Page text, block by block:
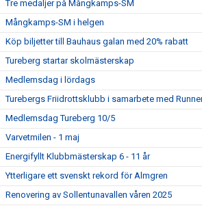
Tre medaljer på Mångkamps-SM
Mångkamps-SM i helgen
Köp biljetter till Bauhaus galan med 20% rabatt
Tureberg startar skolmästerskap
Medlemsdag i lördags
Turebergs Friidrottsklubb i samarbete med
Medlemsdag Tureberg 10/5
Varvetmilen - 1 maj
Energifyllt Klubbmästerskap 6 - 11 år
Ytterligare ett svenskt rekord för Almgren
Renovering av Sollentunavallen våren 2025